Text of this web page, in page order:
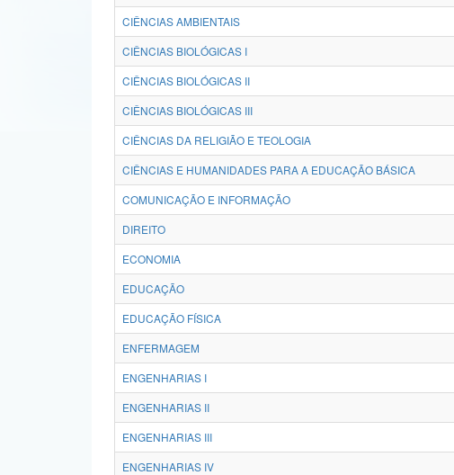
CIÊNCIAS AMBIENTAIS
CIÊNCIAS BIOLÓGICAS I
CIÊNCIAS BIOLÓGICAS II
CIÊNCIAS BIOLÓGICAS III
CIÊNCIAS DA RELIGIÃO E TEOLOGIA
CIÊNCIAS E HUMANIDADES PARA A EDUCAÇÃO BÁSICA
COMUNICAÇÃO E INFORMAÇÃO
DIREITO
ECONOMIA
EDUCAÇÃO
EDUCAÇÃO FÍSICA
ENFERMAGEM
ENGENHARIAS I
ENGENHARIAS II
ENGENHARIAS III
ENGENHARIAS IV